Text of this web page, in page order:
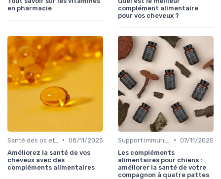
en pharmacie
complément alimentaire
pour vos cheveux ?
• 08/11/2025
Améliorez la santé de vos
cheveux avec des
compléments alimentaires
• 07/11/2025
Les compléments
alimentaires pour chiens :
améliorer la santé de votre
compagnon à quatre pattes